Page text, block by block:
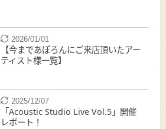
2026/01/01
【今まであぽろんにご来店頂いたアー
ティスト様一覧】
2025/12/07
「Acoustic Studio Live Vol.5」開催
レポート！